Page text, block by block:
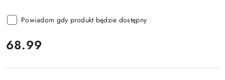
Powiadom gdy produkt będzie dostępny
cena:
68.99